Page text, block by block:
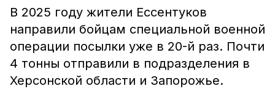
В 2025 году жители Ессентуков
направили бойцам специальной военной
операции посылки уже в 20-й раз. Почти
4 тонны отправили в подразделения в
Херсонской области и Запорожье.